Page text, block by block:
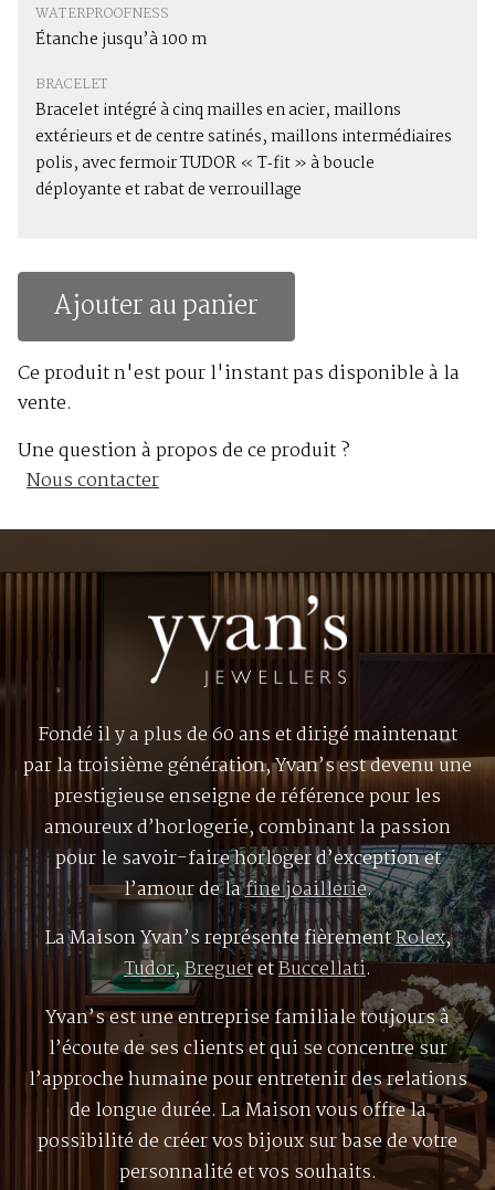
WATERPROOFNESS
Étanche jusqu’à 100 m
BRACELET
Bracelet intégré à cinq mailles en acier, maillons
extérieurs et de centre satinés, maillons intermédiaires
polis, avec fermoir TUDOR « T‑fit » à boucle
déployante et rabat de verrouillage
Ajouter au panier
Ce produit n'est pour l'instant pas disponible à la
vente.
Une question à propos de ce produit ?
Nous contacter
Fondé il y a plus de 60 ans et dirigé maintenant
par la troisième génération, Yvan’s est devenu une
prestigieuse enseigne de référence pour les
amoureux d’horlogerie, combinant la passion
pour le savoir-faire horloger d’exception et
l’amour de lafine joaillerie.
La Maison Yvan’s représente fièrementRolex,
Tudor,BreguetetBuccellati.
Yvan’s est une entreprise familiale toujours à
l’écoute de ses clients et qui se concentre sur
l’approche humaine pour entretenir des relations
de longue durée. La Maison vous offre la
possibilité de créer vos bijoux sur base de votre
personnalité et vos souhaits.